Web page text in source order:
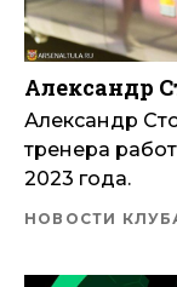
Александр
Александр
тренера
2023 года.
НОВОСТИ